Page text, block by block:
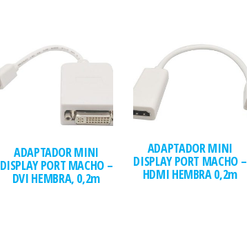
ADAPTADOR MINI
DISPLAY PORT MACHO –
DVI HEMBRA, 0,2m
ADAPTADOR MINI
DISPLAY PORT MACHO –
HDMI HEMBRA 0,2m